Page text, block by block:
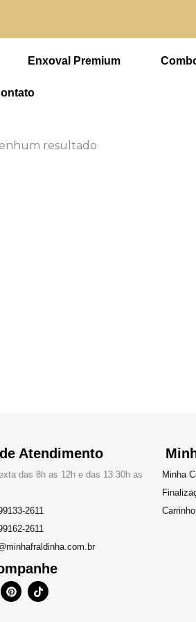
5% de desconto no PIX
Enxoval Premium
resultado
Atendimento
das 8h as 12h e das 13:30h as
2611
2611
P
i
n
T
i
k
Minha
Carrinho